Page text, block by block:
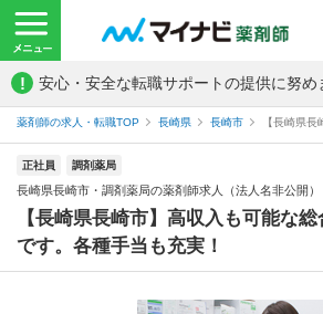
! 安心・安全な転職サポートの提供に努め
薬剤師の求人・転職TOP 長崎県 長崎市 【長崎県
正社員 調剤薬局
長崎県長崎市・調剤薬局の薬剤師求人（法人名非公開）
【長崎県長崎市】高収入も可能な
です。各種手当も充実！